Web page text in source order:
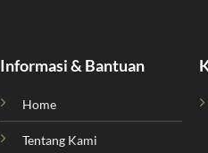
Informasi & Bantuan
Home
Tentang Kami